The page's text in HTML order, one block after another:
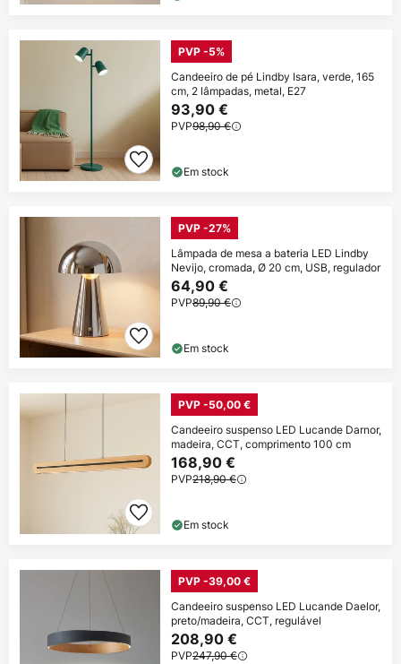
PVP -5%
Candeeiro de pé Lindby Isara, verde, 165
cm, 2 lâmpadas, metal, E27
93,90 €
PVP98,90 €
Em stock
PVP -27%
Lâmpada de mesa a bateria LED Lindby
Nevijo, cromada, Ø 20 cm, USB, regulador
64,90 €
PVP89,90 €
Em stock
PVP -50,00 €
Candeeiro suspenso LED Lucande Darnor,
madeira, CCT, comprimento 100 cm
168,90 €
PVP218,90 €
Em stock
PVP -39,00 €
Candeeiro suspenso LED Lucande Daelor,
preto/madeira, CCT, regulável
208,90 €
PVP247,90 €